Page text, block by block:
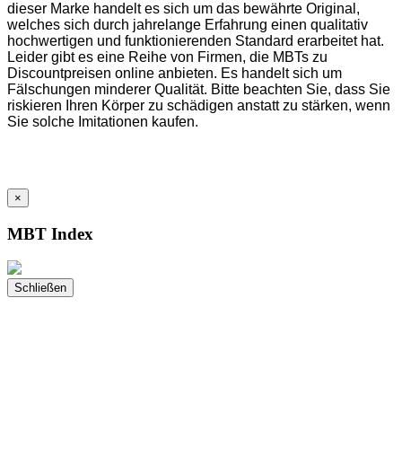
dieser Marke handelt es sich um das bewährte Original,
welches sich durch jahrelange Erfahrung einen qualitativ
hochwertigen und funktionierenden Standard erarbeitet hat.
Leider gibt es eine Reihe von Firmen, die MBTs zu
Discountpreisen online anbieten. Es handelt sich um
Fälschungen minderer Qualität. Bitte beachten Sie, dass Sie
riskieren Ihren Körper zu schädigen anstatt zu stärken, wenn
Sie solche Imitationen kaufen.
×
MBT Index
Schließen